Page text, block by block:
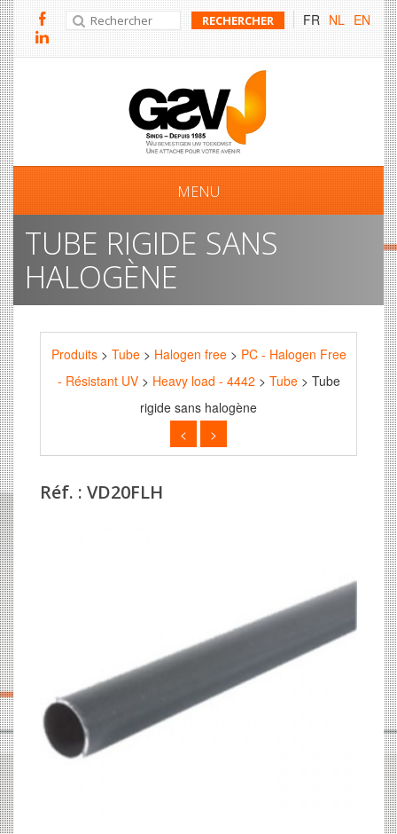
FR NL EN
MENU
TUBE RIGIDE SANS
HALOGÈNE
Produits> Tube> Halogen free> PC - Halogen Free
- Résistant UV> Heavy load - 4442 > Tube> Tube
rigide sans halogène
<
>
Réf. : VD20FLH